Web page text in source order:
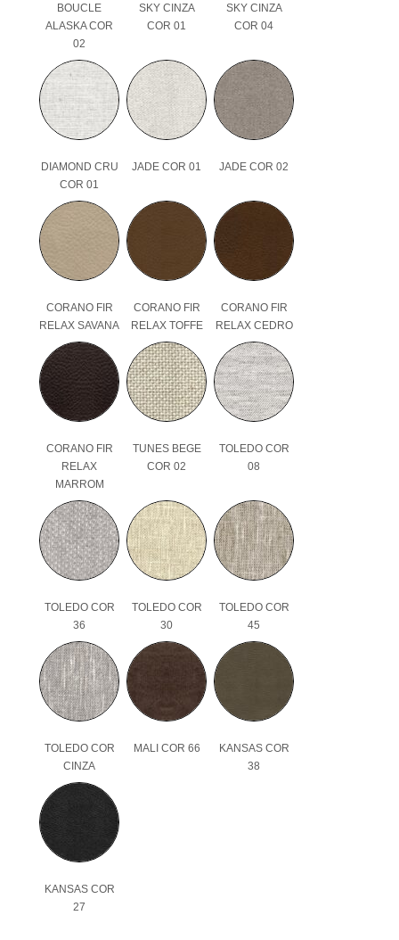
BOUCLE
ALASKA COR
02
SKY CINZA
COR 01
SKY CINZA
COR 04
DIAMOND CRU
COR 01
JADE COR 01 JADE COR 02
CORANO FIR
RELAX SAVANA
CORANO FIR
RELAX TOFFE
CORANO FIR
RELAX CEDRO
CORANO FIR
RELAX
MARROM
TUNES BEGE
COR 02
TOLEDO COR
08
TOLEDO COR
36
TOLEDO COR
30
TOLEDO COR
45
TOLEDO COR
CINZA
MALI COR 66
KANSAS COR
38
KANSAS COR
27